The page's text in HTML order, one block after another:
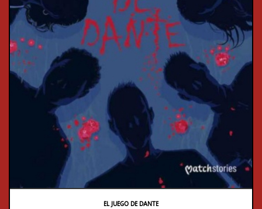
EL JUEGO DE DANTE